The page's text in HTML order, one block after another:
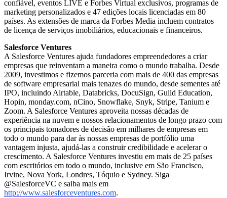
confiável, eventos LIVE e Forbes Virtual exclusivos, programas de
marketing personalizados e 47 edições locais licenciadas em 80
países. As extensões de marca da Forbes Media incluem contratos
de licença de serviços imobiliários, educacionais e financeiros.
Salesforce Ventures
A Salesforce Ventures ajuda fundadores empreendedores a criar
empresas que reinventam a maneira como o mundo trabalha. Desde
2009, investimos e fizemos parceria com mais de 400 das empresas
de software empresarial mais tenazes do mundo, desde sementes até
IPO, incluindo Airtable, Databricks, DocuSign, Guild Education,
Hopin, monday.com, nCino, Snowflake, Snyk, Stripe, Tanium e
Zoom. A Salesforce Ventures aproveita nossas décadas de
experiência na nuvem e nossos relacionamentos de longo prazo com
os principais tomadores de decisão em milhares de empresas em
todo o mundo para dar às nossas empresas de portfólio uma
vantagem injusta, ajudá-las a construir credibilidade e acelerar o
crescimento. A Salesforce Ventures investiu em mais de 25 países
com escritórios em todo o mundo, inclusive em São Francisco,
Irvine, Nova York, Londres, Tóquio e Sydney. Siga
@SalesforceVC e saiba mais em
http://www.salesforceventures.com.